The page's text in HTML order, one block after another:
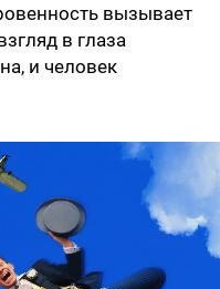
вызывает
в глаза
и человек